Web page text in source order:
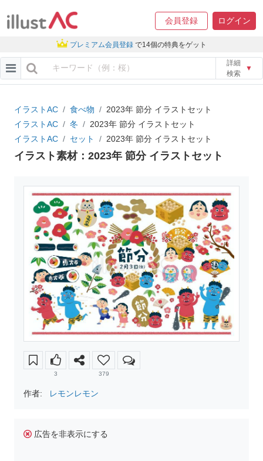
会員登録 ログイン
プレミアム会員登録 で14個の特典をゲット
詳細
検索
▼
イラストAC 食べ物
2023年 節分 イラストセット
イラストAC
冬
2023年 節分 イラストセット
イラストAC
セット 2023年 節分 イラストセット
イラスト素材：2023年 節分 イラストセット
3 379
作者: レモンレモン
広告を非表示にする